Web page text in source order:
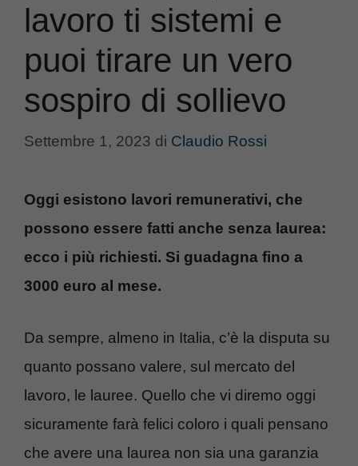
lavoro ti sistemi e
puoi tirare un vero
sospiro di sollievo
Settembre 1, 2023 di Claudio Rossi
Oggi esistono lavori remunerativi, che
possono essere fatti anche senza laurea:
ecco i più richiesti. Si guadagna fino a
3000 euro al mese.
Da sempre, almeno in Italia, c’è la disputa su
quanto possano valere, sul mercato del
lavoro, le lauree. Quello che vi diremo oggi
sicuramente farà felici coloro i quali pensano
che avere una laurea non sia una garanzia